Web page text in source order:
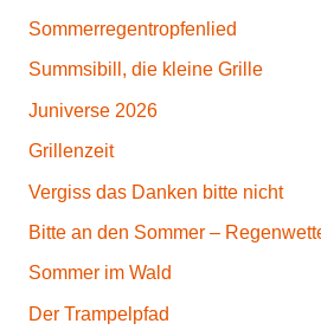
Sommerregentropfenlied
Summsibill, die kleine Grille
Juniverse 2026
Grillenzeit
Vergiss das Danken bitte nicht
Bitte an den Sommer –
Sommer im Wald
Der Trampelpfad